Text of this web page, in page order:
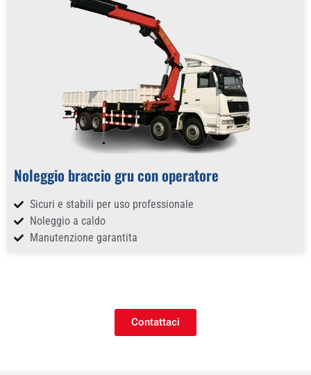
Noleggio braccio gru con operatore
Sicuri e stabili per uso professionale
Noleggio a caldo
Manutenzione garantita
Contattaci